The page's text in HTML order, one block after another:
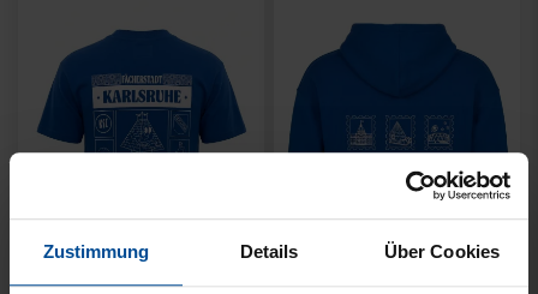
Zustimmung Details Über Cookies